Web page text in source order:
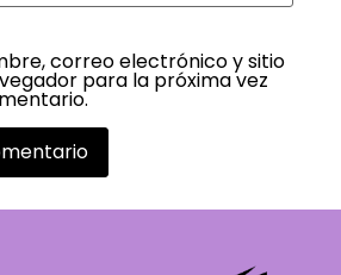
correo electrónico y sitio
para la próxima vez